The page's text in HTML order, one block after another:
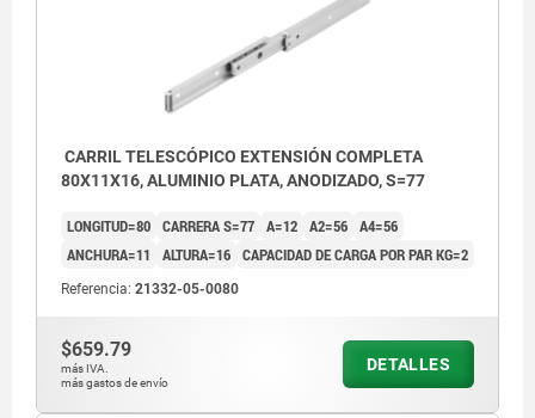
CARRIL TELESCÓPICO EXTENSIÓN COMPLETA
80X11X16, ALUMINIO PLATA, ANODIZADO, S=77
LONGITUD=80 CARRERA S=77 A=12 A2=56 A4=56
ANCHURA=11
ALTURA=16 CAPACIDAD DE CARGA POR PAR KG=2
Referencia: 21332-05-0080
$659.79
más IVA.
más gastos de envío
DETALLES